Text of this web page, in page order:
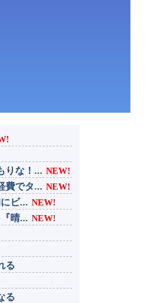
りな！... NEW!
費でタ... NEW!
ビ... NEW!
晴... NEW!
る
る